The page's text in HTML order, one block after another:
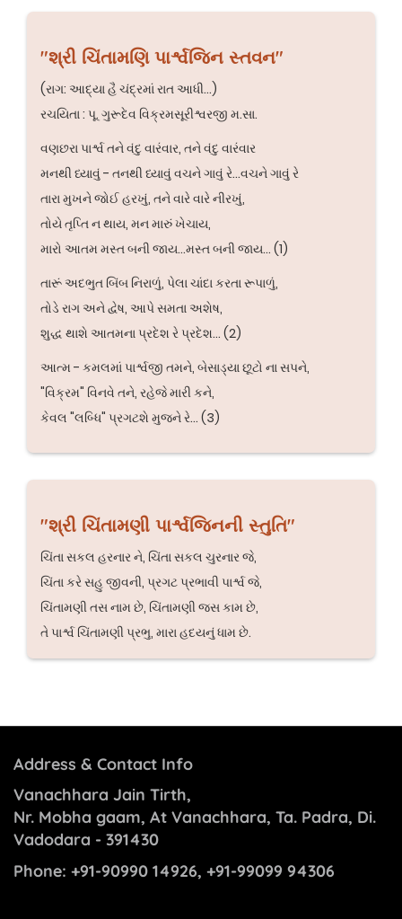
"શ્રી ચિંતામણિ પાર્શ્વજિન સ્તવન"
(રાગ: આદ્યા હૈ ચંદ્રમાં રાત આધી...)
રચયિતા : પૂ. ગુરૂદેવ વિક્રમસૂરીશ્વરજી મ.સા.
વણછરા પાર્શ્વ તને વંદુ વારંવાર, તને વંદુ વારંવાર
મનથી ધ્યાવું - તનથી ધ્યાવું વચને ગાવું રે...વચને ગાવું રે
તારા મુખને જોઈ હરખું, તને વારે વારે નીરખું,
તોયે તૃપ્તિ ન થાય, મન મારું ખેચાય,
મારો આતમ મસ્ત બની જાય...મસ્ત બની જાય... (1)
તારૂં અદભુત બિંબ નિરાળું, પેલા ચાંદા કરતા રૂપાળું,
તોડે રાગ અને દ્વેષ, આપે સમતા અશેષ,
શુદ્ધ થાશે આતમના પ્રદેશ રે પ્રદેશ... (2)
આત્મ - કમલમાં પાર્શ્વજી તમને, બેસાડ્યા છૂટો ના સપને,
"વિક્રમ" વિનવે તને, રહેજે મારી કને,
કેવલ "લબ્ધિ" પ્રગટશે મુજને રે... (3)
"શ્રી ચિંતામણી પાર્શ્વજિનની સ્તુતિ"
ચિંતા સકલ હરનાર ને, ચિંતા સકલ ચુરનાર જે,
ચિંતા કરે સહુ જીવની, પ્રગટ પ્રભાવી પાર્શ્વ જે,
ચિંતામણી તસ નામ છે, ચિંતામણી જસ કામ છે,
તે પાર્શ્વ ચિંતામણી પ્રભુ, મારા હદયનું ધામ છે.
Address & Contact Info
Vanachhara Jain Tirth,
Nr. Mobha gaam, At Vanachhara, Ta. Padra, Di.
Vadodara - 391430
Phone: +91-90990 14926, +91-99099 94306